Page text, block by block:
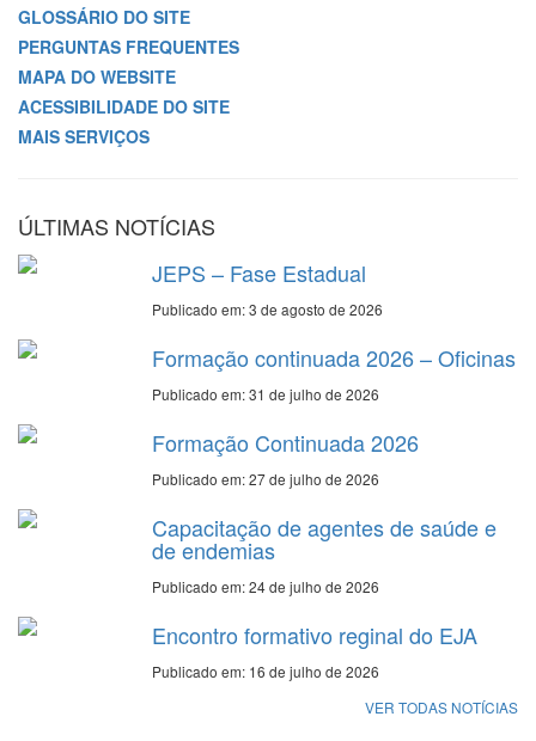
GLOSSÁRIO DO SITE
PERGUNTAS FREQUENTES
MAPA DO WEBSITE
ACESSIBILIDADE DO SITE
MAIS SERVIÇOS
ÚLTIMAS NOTÍCIAS
JEPS – Fase Estadual
Publicado em: 3 de agosto de 2026
Formação continuada 2026 – Oficinas
Publicado em: 31 de julho de 2026
Formação Continuada 2026
Publicado em: 27 de julho de 2026
Capacitação de agentes de saúde e
de endemias
Publicado em: 24 de julho de 2026
Encontro formativo reginal do EJA
Publicado em: 16 de julho de 2026
VER TODAS NOTÍCIAS